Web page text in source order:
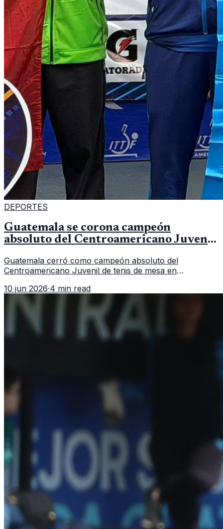
DEPORTES
Guatemala se corona campeón
absoluto del Centroamericano Juvenil
Guatemala cerró como campeón absoluto del
Centroamericano Juvenil de tenis de mesa en
cobertura oficial difundida por CDAG.
10 jun 2026·4 min read